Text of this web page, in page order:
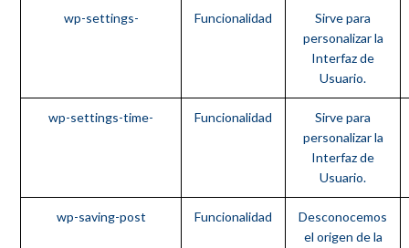
wp-settings- Funcionalidad
Sirve para
personalizar la
Interfaz de
Usuario.
wp-settings-time- Funcionalidad
Sirve para
personalizar la
Interfaz de
Usuario.
wp-saving-post Funcionalidad
Desconocemos
el origen de la